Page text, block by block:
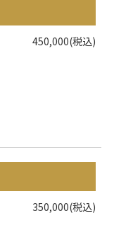
450,000(税込)
350,000(税込)